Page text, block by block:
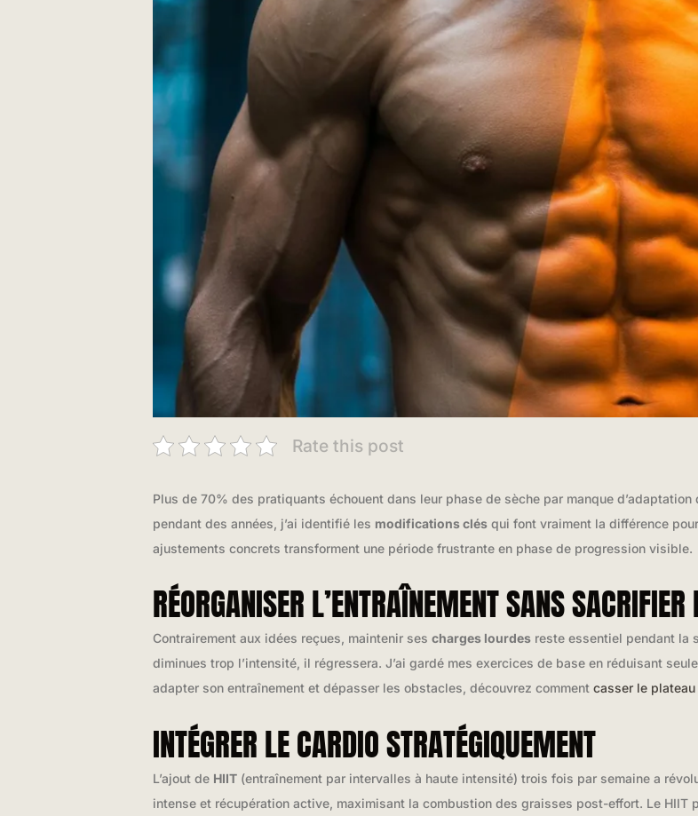
Rate this post
Plus de 70% des pratiquants échouent dans leur phase de sèche par manque
pendant des années, j’ai identifié les modifications clés qui font vraiment la différence
ajustements concrets transforment une période frustrante en phase de progression visible.
RÉORGANISER L’ENTRAÎNEMENT SANS SACRIFIER
Contrairement aux idées reçues, maintenir ses charges lourdes reste essentiel pendant la
diminues trop l’intensité, il régressera. J’ai gardé mes exercices de base en réduisant
adapter son entraînement et dépasser les obstacles, découvrez comment casser le
INTÉGRER LE CARDIO STRATÉGIQUEMENT
L’ajout de HIIT (entraînement par intervalles à haute intensité) trois fois par semaine a
intense et récupération active, maximisant la combustion des graisses post-effort. Le HIIT